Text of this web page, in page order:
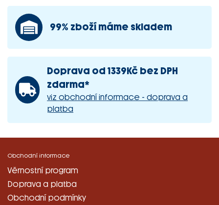
99% zboží máme skladem
Doprava od 1339Kč bez DPH
zdarma*
viz obchodní informace - doprava a
platba
Obchodní informace
Věrnostní program
Doprava a platba
Obchodní podmínky